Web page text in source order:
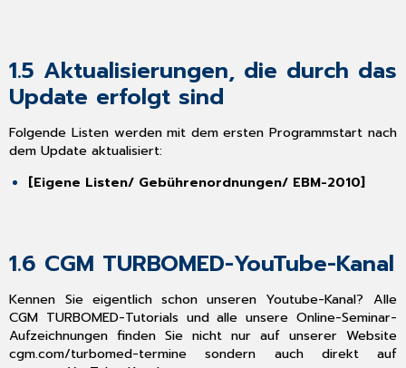
Neuheiten
&
Änderungen
3.1
Aktualisierung
eDMP
COPD-
und
Deaktivierung
eKH
DAK
3.3
Einschreibung
1.5 Aktualisierungen, die durch das
Update erfolgt sind
Folgende Listen werden mit dem ersten Programmstart nach
dem Update aktualisiert:
[Eigene Listen/ Gebührenordnungen/ EBM-2010]
1.6 CGM TURBOMED-YouTube-Kanal
Kennen Sie eigentlich schon unseren Youtube-Kanal? Alle
CGM TURBOMED-Tutorials und alle unsere Online-Seminar-
Aufzeichnungen finden Sie nicht nur auf unserer Website
cgm.com/turbomed-termine sondern auch direkt auf